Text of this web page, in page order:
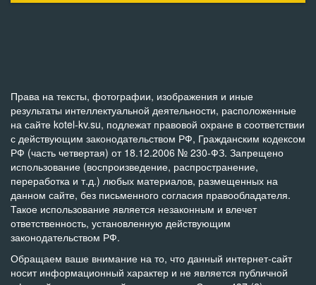
Права на тексты, фотографии, изображения и иные
результаты интеллектуальной деятельности, расположенные
на сайте kotel-kv.su, подлежат правовой охране в соответствии
с действующим законодательством РФ, Гражданским кодексом
РФ (часть четвертая) от 18.12.2006 № 230-ФЗ. Запрещено
использование (воспроизведение, распространение,
переработка и т.д.) любых материалов, размещенных на
данном сайте, без письменного согласия правообладателя.
Такое использование является незаконным и влечет
ответственность, установленную действующим
законодательством РФ.
Обращаем ваше внимание на то, что данный интернет-сайт
носит информационный характер и не является публичной